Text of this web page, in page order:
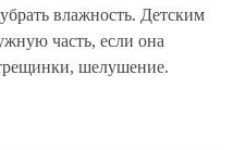
влажность. Детским
часть, если она
шелушение.